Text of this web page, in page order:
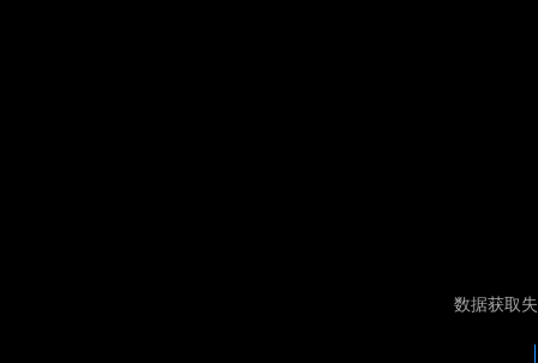
数据获取